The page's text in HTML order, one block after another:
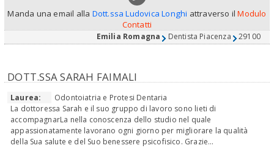
Manda una email alla Dott.ssa Ludovica Longhi attraverso ilModulo
Contatti
Emilia Romagna Dentista Piacenza 29100
DOTT.SSA SARAH FAIMALI
Laurea:
Odontoiatria e Protesi Dentaria
La dottoressa Sarah e il suo gruppo di lavoro sono lieti di
accompagnarLa nella conoscenza dello studio nel quale
appassionatamente lavorano ogni giorno per migliorare la qualità
della Sua salute e del Suo benessere psicofisico. Grazie...